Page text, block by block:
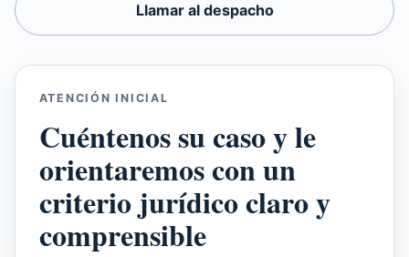
Llamar al despacho
ATENCIÓN INICIAL
Cuéntenos su caso y le
orientaremos con un
criterio jurídico claro y
comprensible